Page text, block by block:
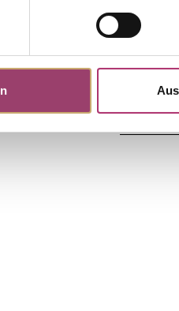
· New York · Ring · Gelbgold 585
Weitere